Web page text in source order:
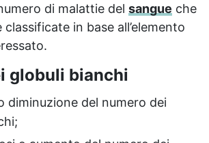
di malattie del sangue che
in base all’elemento
globuli bianchi
diminuzione del numero dei